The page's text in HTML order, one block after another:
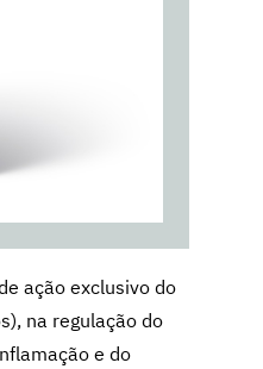
ação exclusivo do
na regulação do
e do